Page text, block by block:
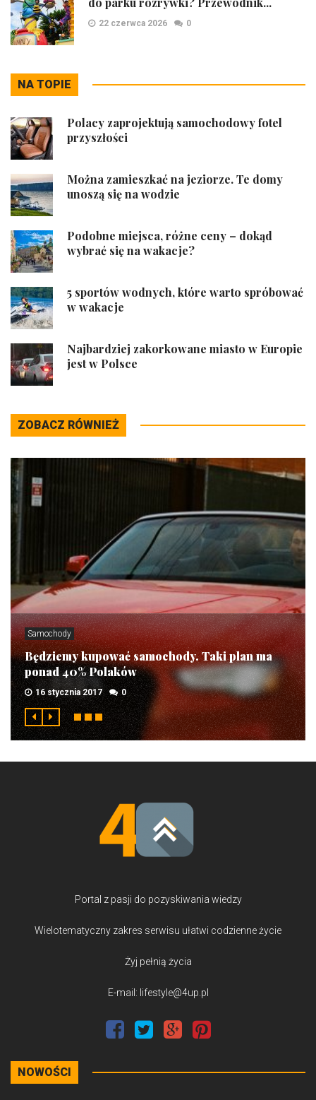
22 czerwca 2026 0
NA TOPIE
Polacy zaprojektują samochodowy fotel
przyszłości
Można zamieszkać na jeziorze. Te domy
unoszą się na wodzie
Podobne miejsca, różne ceny – dokąd
wybrać się na wakacje?
5 sportów wodnych, które warto spróbować
w wakacje
Najbardziej zakorkowane miasto w Europie
jest w Polsce
ZOBACZ RÓWNIEŻ
Samochody
Będziemy kupować samochody. Taki plan ma
ponad 40% Polaków
16 stycznia 2017 0
Portal z pasji do pozyskiwania wiedzy
Wielotematyczny zakres serwisu ułatwi codzienne życie
Żyj pełnią życia
E-mail: lifestyle@4up.pl
NOWOŚCI